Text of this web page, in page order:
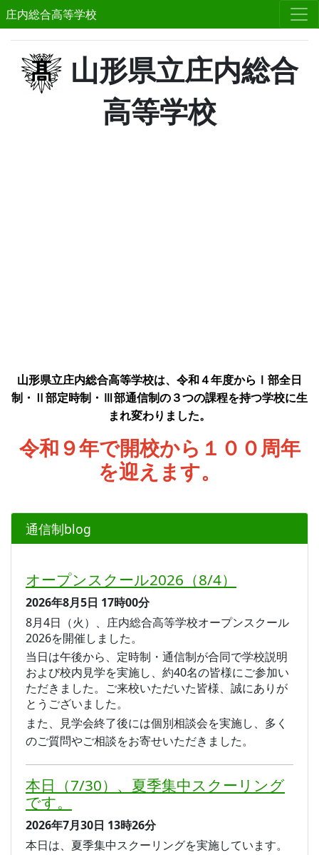
庄内総合高等学校
山形県立庄内総合
高等学校
山形県立庄内総合高等学校は、令和４年度からⅠ部全日
制・Ⅱ部定時制・Ⅲ部通信制の３つの課程を持つ学校に生
まれ変わりました。
令和９年で開校から１００周年
を迎えます。
通信制blog
オープンスクール2026（8/4）
2026年8月5日 17時00分
8月4日（火）、庄内総合高等学校オープンスクール
2026を開催しました。
当日は午後から、定時制・通信制が合同で学校説明
および校内見学を実施し、約40名の皆様にご参加い
ただきました。ご来校いただいた皆様、誠にありが
とうございました。
また、見学会終了後には個別相談会を実施し、多く
のご質問やご相談をお寄せいただきました。
本日（7/30）、夏季集中スクーリング
です。
2026年7月30日 13時26分
本日は、夏季集中スクーリングを実施しています。